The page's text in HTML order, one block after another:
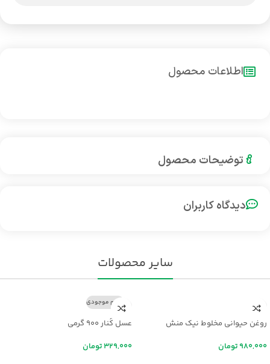
توضیحات محصول
اطلاعات محصول
دیدگاه کاربران
سایر محصولات
روغن حیوانی مخلوط نیک منش
تومان
اتمام موجودی
عسل کُنار ۹۰۰ گرمی
تومان